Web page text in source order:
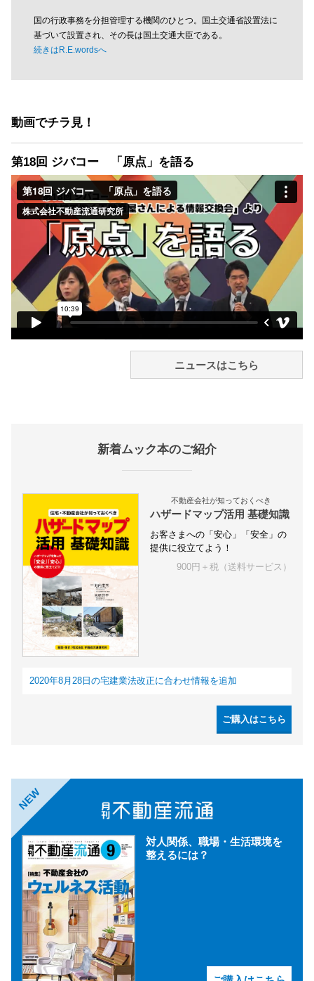
国の行政事務を分担管理する機関のひとつ。国土交通省設置法に
基づいて設置され、その長は国土交通大臣である。
続きはR.E.wordsへ
動画でチラ見！
第18回 ジバコー 「原点」を語る
ニュースはこちら
新着ムック本のご紹介
不動産会社が知っておくべき
ハザードマップ活用 基礎知識
お客さまへの「安心」「安全」の
提供に役立てよう！
900円＋税（送料サービス）
2020年8月28日の宅建業法改正に合わせ情報を追加
ご購入はこちら
NEW
対人関係、職場・生活環境を
整えるには？